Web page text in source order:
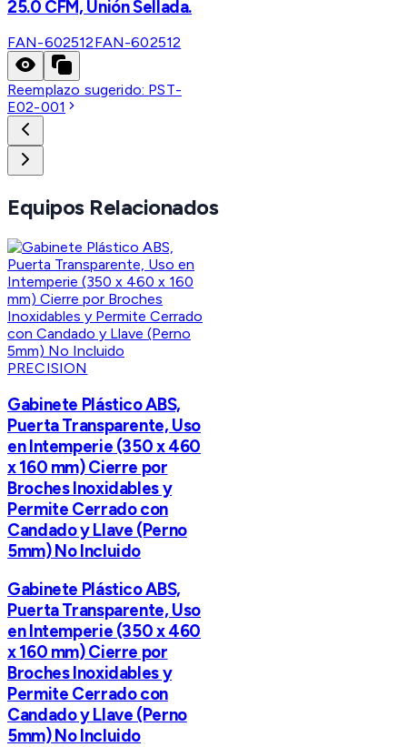
25.0 CFM, Unión Sellada.
FAN-602512FAN-602512
Reemplazo sugerido: PST-
E02-001
Equipos Relacionados
PRECISION
Gabinete Plástico ABS,
Puerta Transparente, Uso
en Intemperie (350 x 460
x 160 mm) Cierre por
Broches Inoxidables y
Permite Cerrado con
Candado y Llave (Perno
5mm) No Incluido
Gabinete Plástico ABS,
Puerta Transparente, Uso
en Intemperie (350 x 460
x 160 mm) Cierre por
Broches Inoxidables y
Permite Cerrado con
Candado y Llave (Perno
5mm) No Incluido